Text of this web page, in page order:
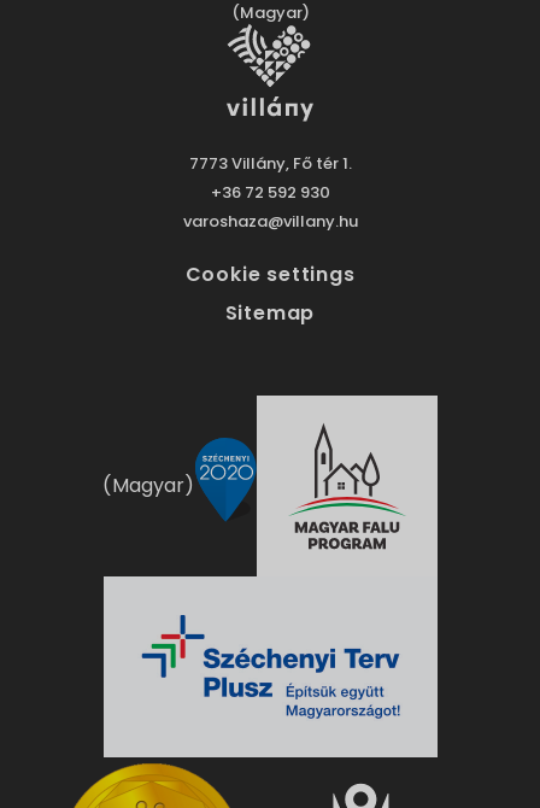
(Magyar)
7773 Villány, Fő tér 1.
+36 72 592 930
varoshaza@villany.hu
Cookie settings
Sitemap
(Magyar)